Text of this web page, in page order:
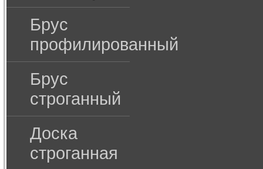
Брус
профилированный
Брус
строганный
Доска
строганная